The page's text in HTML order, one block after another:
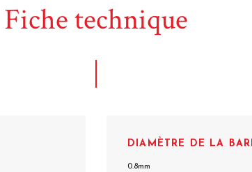
Fiche technique
DIAMÈTRE DE LA
0.8mm